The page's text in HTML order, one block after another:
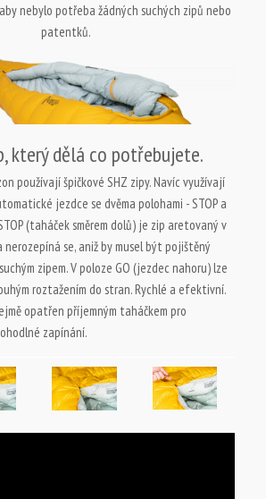
nebylo potřeba žádných suchých zipů nebo
patentků.
který dělá co potřebujete.
používají špičkové SHZ zipy. Navíc využívají
jezdce se dvěma polohami - STOP a
(taháček směrem dolů) je zip aretovaný v
nerozepíná se, aniž by musel být pojištěný
zipem. V poloze GO (jezdec nahoru) lze
roztažením do stran. Rychlé a efektivní.
opatřen příjemným taháčkem pro
zapínání.